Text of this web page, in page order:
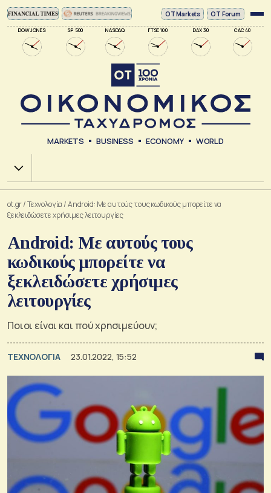
DOW JONES SP 500 NASDAQ FTSE 100 DAX 30 CAC 40
ΟΤ Markets OT Forum
MARKETS BUSINESS ECONOMY WORLD
Χ.Α.
ot.gr/Τεχνολογία /Android: Με αυτούς τους κωδικούς μπορείτε να
ξεκλειδώσετε χρήσιμες λειτουργίες
Android: Με αυτούς τους
κωδικούς μπορείτε να
ξεκλειδώσετε χρήσιμες
λειτουργίες
Ποιοι είναι και πού χρησιμεύουν;
ΤΕΧΝΟΛΟΓΙΑ 23.01.2022, 15:52